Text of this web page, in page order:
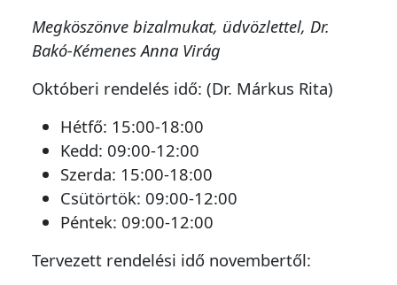
Megköszönve bizalmukat, üdvözlettel, Dr.
Bakó-Kémenes Anna Virág
Októberi rendelés idő: (Dr. Márkus Rita)
Hétfő: 15:00-18:00
Kedd: 09:00-12:00
Szerda: 15:00-18:00
Csütörtök: 09:00-12:00
Péntek: 09:00-12:00
Tervezett rendelési idő novembertől: